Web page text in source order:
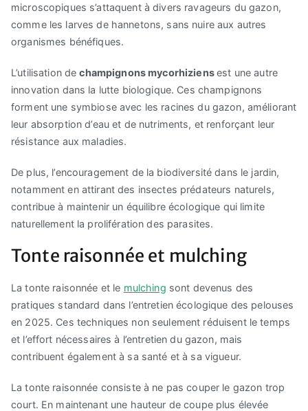
microscopiques s’attaquent à divers ravageurs du gazon,
comme les larves de hannetons, sans nuire aux autres
organismes bénéfiques.
L’utilisation dechampignons mycorhiziensest une autre
innovation dans la lutte biologique. Ces champignons
forment une symbiose avec les racines du gazon, améliorant
leur absorption d’eau et de nutriments, et renforçant leur
résistance aux maladies.
De plus, l’encouragement de la biodiversité dans le jardin,
notamment en attirant des insectes prédateurs naturels,
contribue à maintenir un équilibre écologique qui limite
naturellement la prolifération des parasites.
Tonte raisonnée et mulching
La tonte raisonnée et le mulching sont devenus des
pratiques standard dans l’entretien écologique des pelouses
en 2025. Ces techniques non seulement réduisent le temps
et l’effort nécessaires à l’entretien du gazon, mais
contribuent également à sa santé et à sa vigueur.
La tonte raisonnée consiste à ne pas couper le gazon trop
court. En maintenant une hauteur de coupe plus élevée